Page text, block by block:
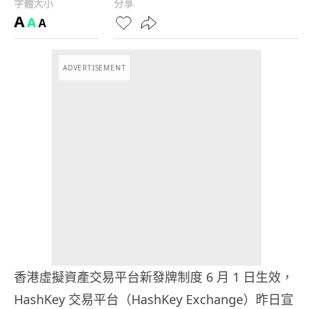
字體大小
AAA
分享
ADVERTISEMENT
香港虛擬資產交易平台新發牌制度 6 月 1 日生效，
HashKey 交易平台（HashKey Exchange）昨日宣